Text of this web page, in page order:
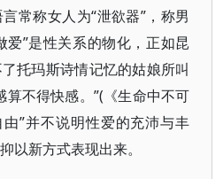
常称女人为“泄欲器”，称男
爱”是性关系的物化，正如昆
托玛斯诗情记忆的姑娘所叫
算不得快感。”(《生命中不可
”并不说明性爱的充沛与丰
以新方式表现出来。